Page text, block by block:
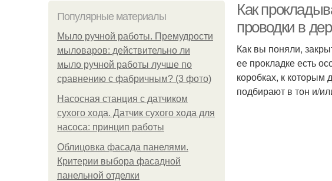
Популярные материалы
Мыло ручной работы. Премудрости
мыловаров: действительно ли
мыло ручной работы лучше по
сравнению с фабричным? (3 фото)
Насосная станция с датчиком
сухого хода. Датчик сухого хода для
насоса: принцип работы
Облицовка фасада панелями.
Критерии выбора фасадной
панельной отделки
Как
проводки в
Как вы поняли,
ее прокладке есть
коробках, к которым
подбирают в тон и/